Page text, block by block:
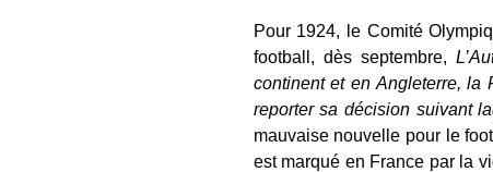
Pour 1924, le Comité
football, dès septembre,
continent et en Angleterre, la
reporter sa décision suivant
mauvaise nouvelle pour le
est marqué en France par la